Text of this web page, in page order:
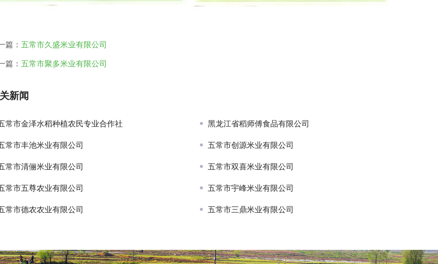
篇： 五常市久盛米业有限公司
篇： 五常市聚多米业有限公司
新闻
常市金泽水稻种植农民专业合作社 黑龙江省稻师傅食品有限公司
常市丰池米业有限公司 五常市创源米业有限公司
常市清俪米业有限公司 五常市双喜米业有限公司
常市五尊农业有限公司 五常市宇峰米业有限公司
常市德农农业有限公司 五常市三鼎米业有限公司